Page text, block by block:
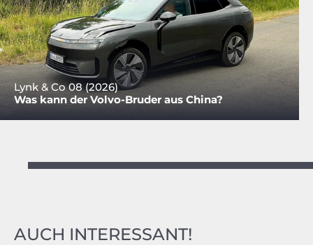
Lynk & Co 08 (2026)
Was kann der Volvo-Bruder aus China?
AUCH INTERESSANT!